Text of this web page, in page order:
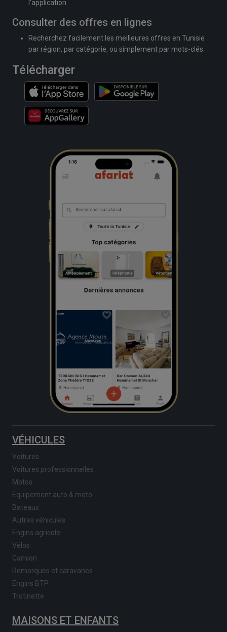
l'application
Consulter des offres en lignes
Recherchez facilement les meilleures offres en Tunisie
par région, par catégorie, ou simplement par mots-clés.
Télécharger
VÉHICULES
Voitures
Voitures professionnelles
Motos
Equipement auto & moto
Bateaux
Autres véhicules
Engins agricole
Vélos
Camion
Remorques et caravanes
Engins BTP
Trotinette
MAISONS ET ENFANTS